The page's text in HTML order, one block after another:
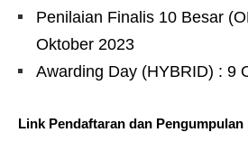
Penilaian Finalis 10 Besar
Oktober 2023
Awarding Day (HYBRID) : 9
Link Pendaftaran dan Pengumpulan